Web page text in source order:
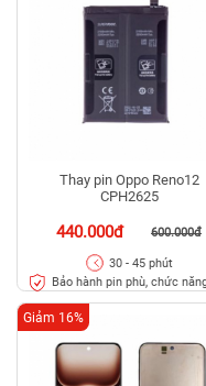
Thay pin Oppo Reno12
CPH2625
440.000đ 600.000đ
30 - 45 phút
Bảo hành pin phù, chức
Giảm 16%